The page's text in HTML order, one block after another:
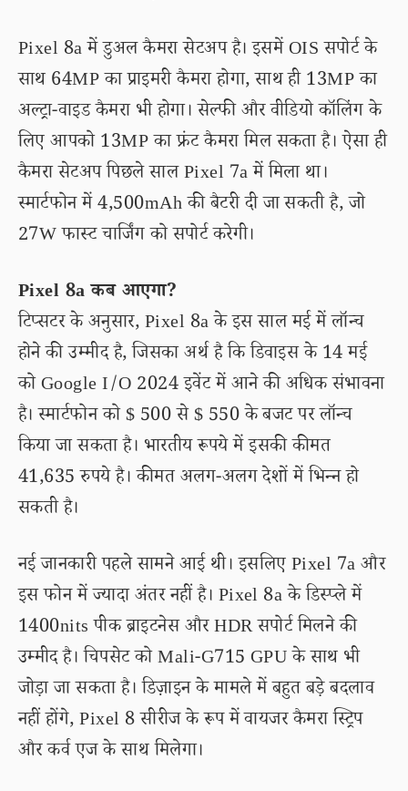
Pixel 8a में डुअल कैमरा सेटअप है। इसमें OIS सपोर्ट के
साथ 64MP का प्राइमरी कैमरा होगा, साथ ही 13MP का
अल्ट्रा-वाइड कैमरा भी होगा। सेल्फी और वीडियो कॉलिंग के
लिए आपको 13MP का फ्रंट कैमरा मिल सकता है। ऐसा ही
कैमरा सेटअप पिछले साल Pixel 7a में मिला था।
स्मार्टफोन में 4,500mAh की बैटरी दी जा सकती है, जो
27W फास्ट चार्जिंग को सपोर्ट करेगी।
Pixel 8a कब आएगा?
टिप्सटर के अनुसार, Pixel 8a के इस साल मई में लॉन्च
होने की उम्मीद है, जिसका अर्थ है कि डिवाइस के 14 मई
को Google I/O 2024 इवेंट में आने की अधिक संभावना
है। स्मार्टफोन को $ 500 से $ 550 के बजट पर लॉन्च
किया जा सकता है। भारतीय रूपये में इसकी कीमत
41,635 रुपये है। कीमत अलग-अलग देशों में भिन्न हो
सकती है।
नई जानकारी पहले सामने आई थी। इसलिए Pixel 7a और
इस फोन में ज्यादा अंतर नहीं है। Pixel 8a के डिस्प्ले में
1400nits पीक ब्राइटनेस और HDR सपोर्ट मिलने की
उम्मीद है। चिपसेट को Mali-G715 GPU के साथ भी
जोड़ा जा सकता है। डिज़ाइन के मामले में बहुत बड़े बदलाव
नहीं होंगे, Pixel 8 सीरीज के रूप में वायजर कैमरा स्ट्रिप
और कर्व एज के साथ मिलेगा।